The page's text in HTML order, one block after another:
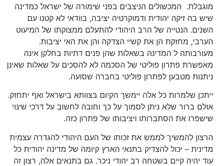
מוגבלת. המכשולים הניצבים בפני שימורה של ישראל כמדינה
שיש בה זיקה יהודית ודמוקרטיה יציבה, בוודאי לא קטנו עם
השנים. הנטייה של הרב היהודי להתעלם ממצוקתו של המיעוט
הערבי, מחזקת הן את קשיי הצדקה והן את האי יציבות.
מעורבותה ל המדינה בשאלות שהן פנים דתיות בחלקן אינה
מאפשרת פתרון פוליטי של הסכמה לא להסכים על שאלות שאינן
ניתנות מטבען לפתרון פוליטי בחברה שסועה.
ייתכן שלמרות כל אלה יימשך הקיום בצוותא בישראל ואף יתחזק.
אולם ברור שלא ניתן לסמוך על כך וחובה לחשוב על דרכי שינוי
שישפרו את הסתברותו ויציבותו של פתרון כזה.
הרצון להמשיך לממש את זכותו של העם היהודי להגדרה עצמית
מדינית – יכול להצדיק בתנאי הארץ קיומה של מדינה יהודית כל
עוד יהיה קיים בשטחה רב יהודי ניכר. גם בתנאים אלה, רצון זה